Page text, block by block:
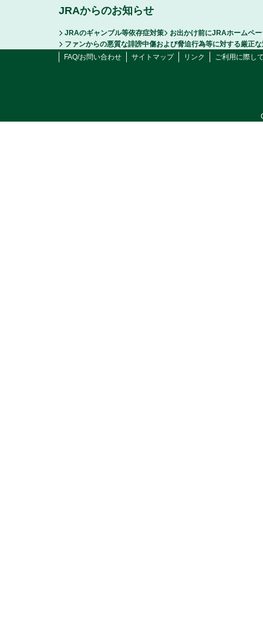
JRAからのお知らせ
JRAのギャンブル等依存症対策
お出かけ前にJRAホームペ
ファンからの悪質な誹謗中傷および脅迫行為等に対する厳正
FAQ/お問い合わせ
サイトマップ リンク ご利用に際し